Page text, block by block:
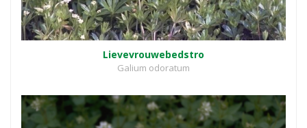
Lievevrouwebedstro
Galium odoratum